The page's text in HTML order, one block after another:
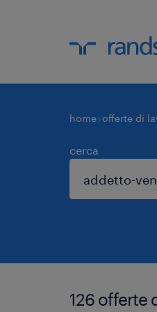
home offerte di
cerca
126 offerte